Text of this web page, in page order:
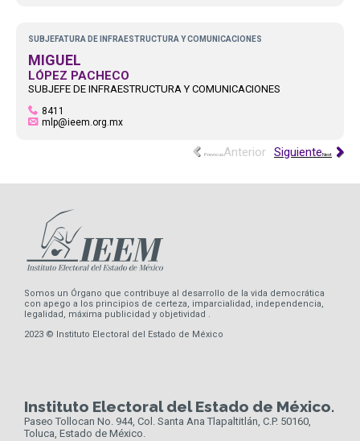
SUBJEFATURA DE INFRAESTRUCTURA Y COMUNICACIONES
MIGUEL
LÓPEZ PACHECO
SUBJEFE DE INFRAESTRUCTURA Y COMUNICACIONES
8411
mlp@ieem.org.mx
Previous Next
Somos un Órgano que contribuye al desarrollo de la vida democrática
con apego a los principios de certeza, imparcialidad, independencia,
legalidad, máxima publicidad y objetividad .
2023 © Instituto Electoral del Estado de México
Instituto Electoral del Estado de México.
Paseo Tollocan No. 944, Col. Santa Ana Tlapaltitlán, C.P. 50160,
Toluca, Estado de México.